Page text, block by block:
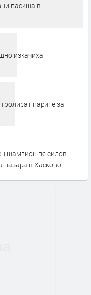
пасища в
парите за
шампион по силов
пазара в Хасково